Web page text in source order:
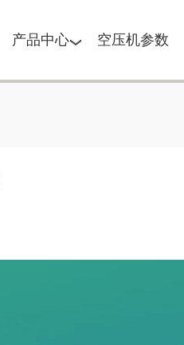
产品中心 空压机参数